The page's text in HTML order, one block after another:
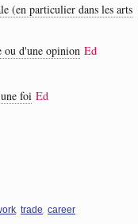
(en particulier dans les arts
ou d'une opinion Ed
foi Ed
trade career